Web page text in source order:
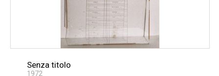
Senza titolo
1972